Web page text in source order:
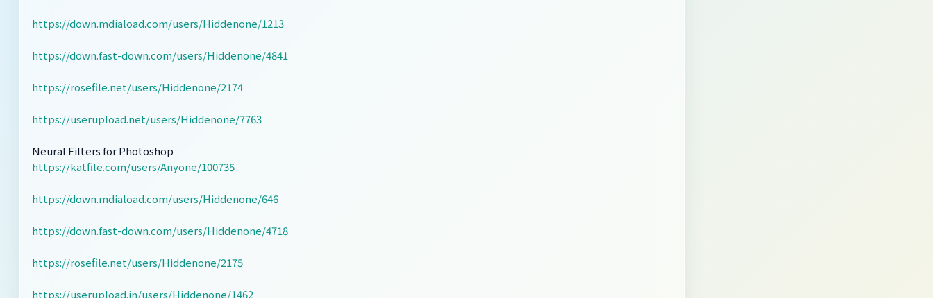
https://down.mdiaload.com/users/Hiddenone/1213
https://down.fast-down.com/users/Hiddenone/4841
https://rosefile.net/users/Hiddenone/2174
https://userupload.net/users/Hiddenone/7763
Neural Filters for Photoshop
https://katfile.com/users/Anyone/100735
https://down.mdiaload.com/users/Hiddenone/646
https://down.fast-down.com/users/Hiddenone/4718
https://rosefile.net/users/Hiddenone/2175
https://userupload.in/users/Hiddenone/1462